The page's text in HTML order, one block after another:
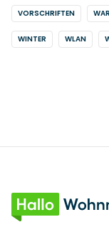
VORSCHRIFTEN
WINTER WLAN